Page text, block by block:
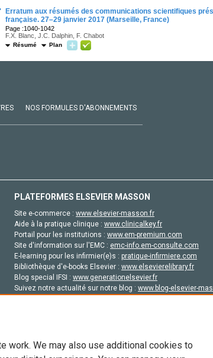
Erratum aux résumés des communications scientifiques
française. 27–29 janvier 2017 (Marseille, France)
Page :1040-1042
F.X. Blanc, J.C. Dalphin, F. Chabot
Résumé Plan
NOS FORMULES D'ABONNEMENTS
PLATEFORMES ELSEVIER MASSON
Site e-commerce : www.elsevier-masson.fr
Aide à la pratique clinique : www.clinicalkey.fr
Portail pour les institutions : www.em-premium.com
Site d'information sur l'EMC : emc-info.em-consulte.com
E-learning pour les infirmier(e)s : pratique-infirmiere.com
Bibliothèque d'e-books Elsevier : www.elsevierelibrary.fr
Blog special IFSI : www.generationelsevier.fr
Suivez notre actualité sur notre blog : www.blog-elsevier-
work. We may also use additional cookies to